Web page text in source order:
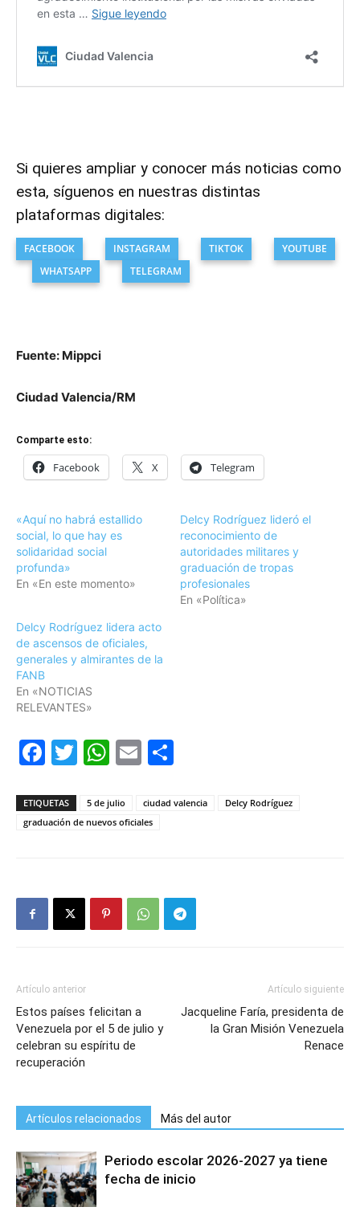
Si quieres ampliar y conocer más noticias como
esta, síguenos en nuestras distintas
plataformas digitales:
FACEBOOK INSTAGRAM TIKTOK
YOUTUBE
WHATSAPP
TELEGRAM
Fuente: Mippci
Ciudad Valencia/RM
Comparte esto:
Facebook X Telegram
«Aquí no habrá estallido
social, lo que hay es
solidaridad social
profunda»
En «En este momento»
Delcy Rodríguez lideró el
reconocimiento de
autoridades militares y
graduación de tropas
profesionales
En «Política»
Delcy Rodríguez lidera acto
de ascensos de oficiales,
generales y almirantes de la
FANB
En «NOTICIAS
RELEVANTES»
Facebook
Twitter
WhatsApp
Email
ETIQUETAS 5 de julio ciudad valencia
Delcy Rodríguez
graduación de nuevos oficiales
Artículo anterior
Estos países felicitan a
Venezuela por el 5 de julio y
celebran su espíritu de
recuperación
Artículo siguiente
Jacqueline Faría, presidenta de
la Gran Misión Venezuela
Renace
Artículos relacionados Más del autor
Periodo escolar 2026-2027 ya tiene
fecha de inicio